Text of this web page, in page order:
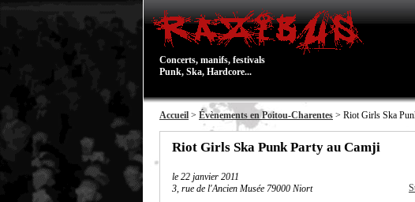
Concerts, manifs, festivals
Punk, Ska, Hardcore...
Accueil > Évènements en Poitou-Charentes > Riot Girls Ska
Riot Girls Ska Punk Party au Camji
le 22 janvier 2011
3, rue de l'Ancien Musée 79000 Niort